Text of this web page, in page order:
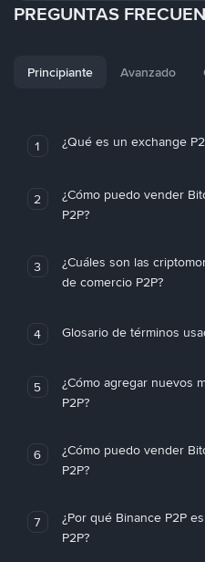
PREGUNTAS
Principiante Avanzado
1 ¿Qué es un exchange
2
¿Cómo puedo vender
P2P?
3
¿Cuáles son las
de comercio P2P?
4 Glosario de términos
5
¿Cómo agregar nuevos
P2P?
6
¿Cómo puedo vender
P2P?
7
¿Por qué Binance P2P
P2P?